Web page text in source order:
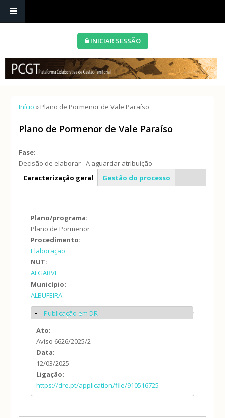
INICIAR SESSÃO
Está aqui
Início » Plano de Pormenor de Vale Paraíso
Plano de Pormenor de Vale Paraíso
Fase:
Decisão de elaborar - A aguardar atribuição
Info geral
Caracterização geral Gestão do processo
Plano/programa:
Plano de Pormenor
Procedimento:
Elaboração
NUT:
ALGARVE
Município:
ALBUFEIRA
Ocultar
Publicação em DR
Ato:
Aviso 6626/2025/2
Data:
12/03/2025
Ligação:
https://dre.pt/application/file/910516725